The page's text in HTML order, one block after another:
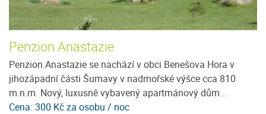
Penzion Anastazie
Penzion Anastazie se nachází v obci Benešova Hora v
jihozápadní části Šumavy v nadmořské výšce cca 810
m.n.m. Nový, luxusně vybavený apartmánový dům...
Cena: 300 Kč za osobu / noc